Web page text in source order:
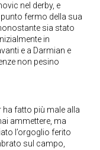
nel derby, e
fermo della sua
sia stato
in
e a Darmian e
non pesino
fatto più male alla
ammettere, ma
l’orgoglio ferito
sul campo,